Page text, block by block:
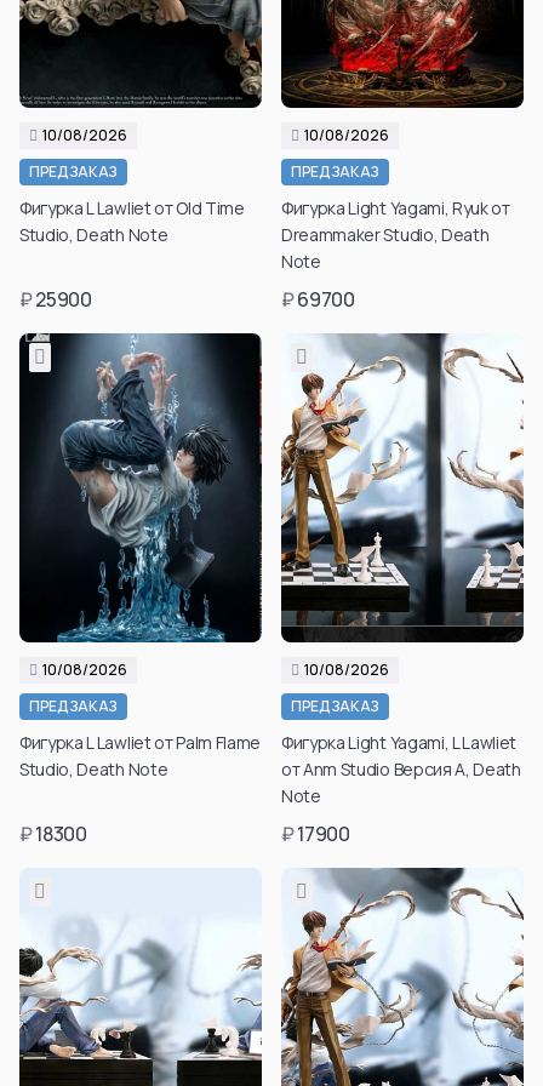
Aura
Fern / Фрирен
Friren
Marcille Donato
Смотреть все
Hyskoa / Хисока
Meruem
Hisoka Morou
Alluka Zoldyck
Isaac Netero
Смотреть все
Смотреть все
10/08/2026
ПРЕДЗАКАЗ
Фигурка L Lawliet от Old Time
Studio, Death Note
₽25900
10/08/2026
ПРЕДЗАКАЗ
Фигурка Light Yagami, Ryuk от
Dreammaker Studio, Death
Note
₽69700
10/08/2026
ПРЕДЗАКАЗ
Фигурка L Lawliet от Palm Flame
Studio, Death Note
₽18300
10/08/2026
ПРЕДЗАКАЗ
Фигурка Light Yagami, L Lawliet
от Anm Studio Версия A, Death
Note
₽17900